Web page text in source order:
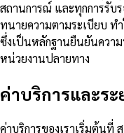
สถานการณ์ และทุกการรับ
ทนายความตามระเบียบ ท
ซึ่งเป็นหลักฐานยืนยันความ
หน่วยงานปลายทาง
ค่าบริการและระ
ค่าบริการของเราเริ่มต้นที่